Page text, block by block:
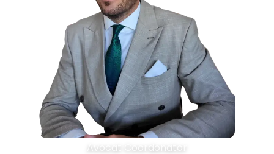
Avocat Coordonator